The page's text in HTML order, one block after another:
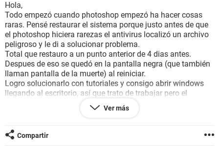
Hola,
Todo empezó cuando photoshop empezó ha hacer cosas
raras. Pensé restaurar el sistema porque justo antes de que
el photoshop hiciera rarezas el antivirus localizó un archivo
peligroso y le di a solucionar problema.
Total que restauro a un punto anterior de 4 dias antes.
Despues de eso se quedó en la pantalla negra (que también
llaman pantalla de la muerte) al reiniciar.
Logro solucionarlo con tutoriales y consigo abrir windows
llegando al escritorio, así que trato de trabajar pero el
puntero nada más que señalo algo ya sea carpeta o
programa de queda en una espera eterna.... hasta que
internet. Esta vez el photoshop sigue sin dejar guardar
archivos en jpg pero tampoco tengo acceso a internet... me
Ver más
Compartir